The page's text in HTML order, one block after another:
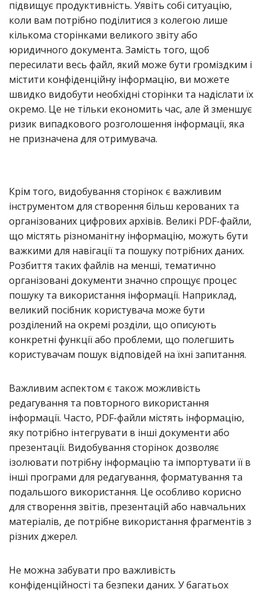
підвищує продуктивність. Уявіть собі ситуацію,
коли вам потрібно поділитися з колегою лише
кількома сторінками великого звіту або
юридичного документа. Замість того, щоб
пересилати весь файл, який може бути громіздким і
містити конфіденційну інформацію, ви можете
швидко видобути необхідні сторінки та надіслати їх
окремо. Це не тільки економить час, але й зменшує
ризик випадкового розголошення інформації, яка
не призначена для отримувача.
Крім того, видобування сторінок є важливим
інструментом для створення більш керованих та
організованих цифрових архівів. Великі PDF-файли,
що містять різноманітну інформацію, можуть бути
важкими для навігації та пошуку потрібних даних.
Розбиття таких файлів на менші, тематично
організовані документи значно спрощує процес
пошуку та використання інформації. Наприклад,
великий посібник користувача може бути
розділений на окремі розділи, що описують
конкретні функції або проблеми, що полегшить
користувачам пошук відповідей на їхні запитання.
Важливим аспектом є також можливість
редагування та повторного використання
інформації. Часто, PDF-файли містять інформацію,
яку потрібно інтегрувати в інші документи або
презентації. Видобування сторінок дозволяє
ізолювати потрібну інформацію та імпортувати її в
інші програми для редагування, форматування та
подальшого використання. Це особливо корисно
для створення звітів, презентацій або навчальних
матеріалів, де потрібне використання фрагментів з
різних джерел.
Не можна забувати про важливість
конфіденційності та безпеки даних. У багатьох